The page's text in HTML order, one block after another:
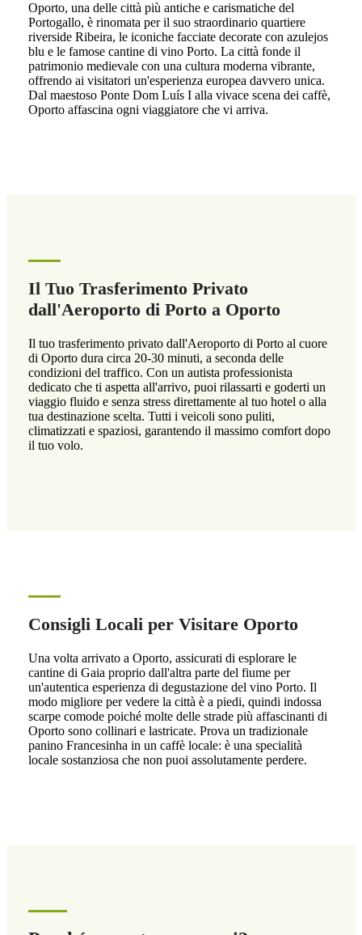
Oporto, una delle città più antiche e carismatiche del
Portogallo, è rinomata per il suo straordinario quartiere
riverside Ribeira, le iconiche facciate decorate con azulejos
blu e le famose cantine di vino Porto. La città fonde il
patrimonio medievale con una cultura moderna vibrante,
offrendo ai visitatori un'esperienza europea davvero unica.
Dal maestoso Ponte Dom Luís I alla vivace scena dei caffè,
Oporto affascina ogni viaggiatore che vi arriva.
Il Tuo Trasferimento Privato
dall'Aeroporto di Porto a Oporto
Il tuo trasferimento privato dall'Aeroporto di Porto al cuore
di Oporto dura circa 20-30 minuti, a seconda delle
condizioni del traffico. Con un autista professionista
dedicato che ti aspetta all'arrivo, puoi rilassarti e goderti un
viaggio fluido e senza stress direttamente al tuo hotel o alla
tua destinazione scelta. Tutti i veicoli sono puliti,
climatizzati e spaziosi, garantendo il massimo comfort dopo
il tuo volo.
Consigli Locali per Visitare Oporto
Una volta arrivato a Oporto, assicurati di esplorare le
cantine di Gaia proprio dall'altra parte del fiume per
un'autentica esperienza di degustazione del vino Porto. Il
modo migliore per vedere la città è a piedi, quindi indossa
scarpe comode poiché molte delle strade più affascinanti di
Oporto sono collinari e lastricate. Prova un tradizionale
panino Francesinha in un caffè locale: è una specialità
locale sostanziosa che non puoi assolutamente perdere.